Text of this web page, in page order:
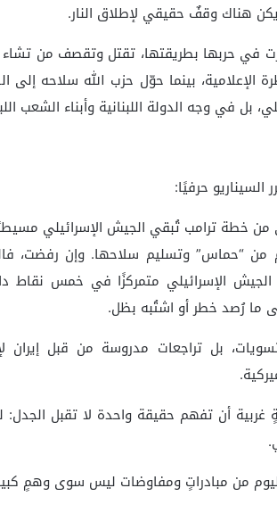
هناك وقفٌ حقيقي لإطلاق النار.
في حربها بطريقتها، تقتل وتقصف من تشاء
الإعلامية، بينما حوّل حزب الله سلاحه إلى
بل في وجه الدولة اللبنانية وأبناء الشعب
السيناريو حرفيًا:
من “حماس” وتسليم سلاحها. وإن رفضت،
الإسرائيلي متمركزًا في خمس نقاط
ما رُصد خطر أو اشتُبه بظل.
بل تراجعات مدروسة من قبل إيران
غربية أن تفهم حقيقة واحدة لا تقبل
من مبادراتٍ ومفاوضات ليس سوى وهمٍ